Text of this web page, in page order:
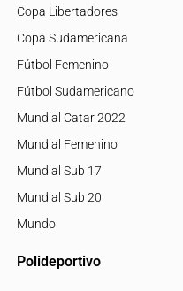
Copa Libertadores
Copa Sudamericana
Fútbol Femenino
Fútbol Sudamericano
Mundial Catar 2022
Mundial Femenino
Mundial Sub 17
Mundial Sub 20
Mundo
Polideportivo